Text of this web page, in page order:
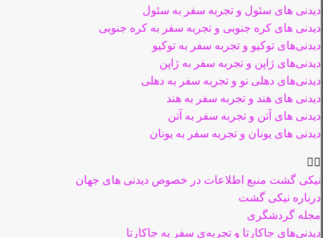
دیدنی های سئول و تجربه سفر به سئول
دیدنی های کره جنوبی و تجربه سفر به کره جنوبی
دیدنی‌های توکیو و تجربه سفر به توکیو
دیدنی‌های ژاپن و تجربه سفر به ژاپن
دیدنی‌های دهلی نو و تجربه سفر به دهلی
دیدنی های هند و تجربه سفر به هند
دیدنی های آتن و تجربه سفر به آتن
دیدنی های یونان و تجربه سفر به یونان
نیکی گشت منبع اطلاعات در خصوص دیدنی های جهان
درباره نیکی گشت
مجله گردشگری
دیدنی‌های جاکارتا و تجربه‌ی سفر به جاکارتا